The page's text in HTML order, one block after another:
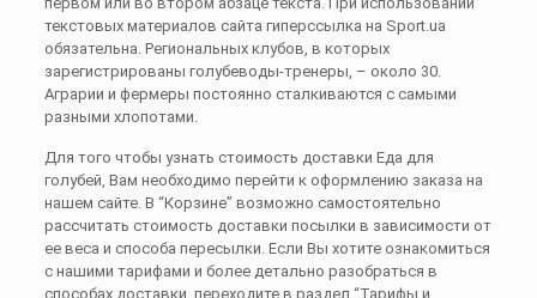
текстовых материалов сайта гиперссылка на Sport.ua
обязательна. Региональных клубов, в которых
зарегистрированы голубеводы-тренеры, – около 30.
Аграрии и фермеры постоянно сталкиваются с самыми
разными хлопотами.
Для того чтобы узнать стоимость доставки Еда для
голубей, Вам необходимо перейти к оформлению заказа на
нашем сайте. В “Корзине” возможно самостоятельно
рассчитать стоимость доставки посылки в зависимости от
ее веса и способа пересылки. Если Вы хотите ознакомиться
с нашими тарифами и более детально разобраться в
способах доставки, переходите в раздел “Тарифы и